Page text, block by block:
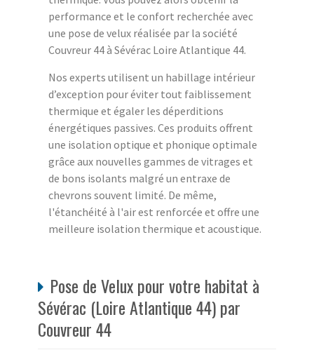
performance et le confort recherchée avec
une pose de velux réalisée par la société
Couvreur 44 à Sévérac Loire Atlantique 44.
Nos experts utilisent un habillage intérieur
d’exception pour éviter tout faiblissement
thermique et égaler les déperditions
énergétiques passives. Ces produits offrent
une isolation optique et phonique optimale
grâce aux nouvelles gammes de vitrages et
de bons isolants malgré un entraxe de
chevrons souvent limité. De même,
l'étanchéité à l'air est renforcée et offre une
meilleure isolation thermique et acoustique.
Pose de Velux pour votre habitat à
Sévérac (Loire Atlantique 44) par
Couvreur 44